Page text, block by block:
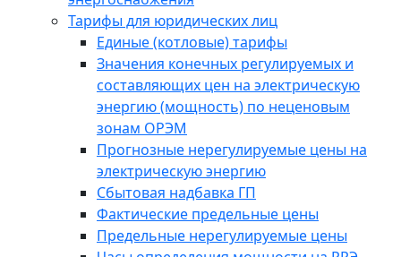
Тарифы для юридических лиц
Единые (котловые) тарифы
Значения конечных регулируемых и
составляющих цен на электрическую
энергию (мощность) по неценовым
зонам ОРЭМ
Прогнозные нерегулируемые цены на
электрическую энергию
Сбытовая надбавка ГП
Фактические предельные цены
Предельные нерегулируемые цены